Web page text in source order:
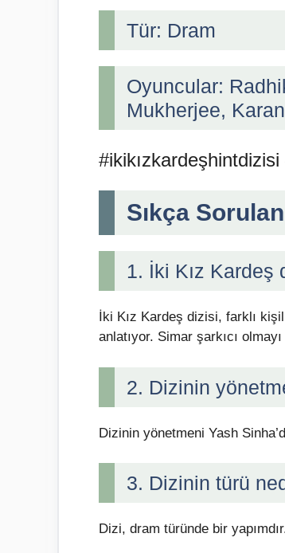
Tür: Dram
Oyuncular:
Mukherjee,
Sıkça
1. İki Kız
İki Kız Kardeş dizisi, farklı
anlatıyor. Simar şarkıcı
2. Dizinin
Dizinin yönetmeni Yash
3. Dizinin türü
Dizi, dram türünde bir